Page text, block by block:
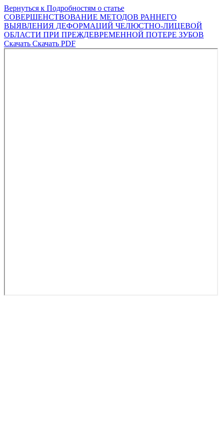
Вернуться к Подробностям о статье
СОВЕРШЕНСТВОВАНИЕ МЕТОДОВ РАННЕГО
ВЫЯВЛЕНИЯ ДЕФОРМАЦИЙ ЧЕЛЮСТНО-ЛИЦЕВОЙ
ОБЛАСТИ ПРИ ПРЕЖДЕВРЕМЕННОЙ ПОТЕРЕ ЗУБОВ
Скачать Скачать PDF